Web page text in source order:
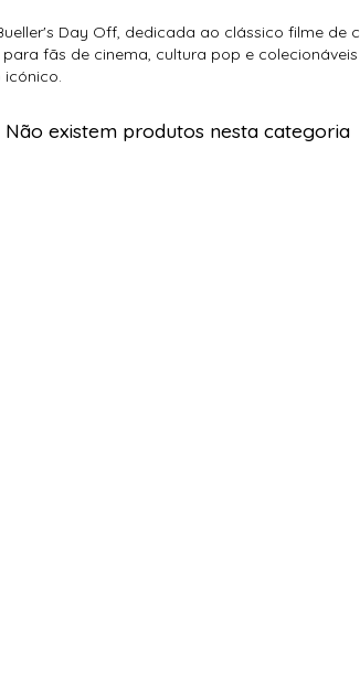
Day Off, dedicada ao clássico filme
fãs de cinema, cultura pop e
icónico.
Não existem produtos nesta categoria